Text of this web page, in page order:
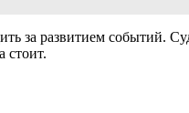
за развитием событий.
стоит.